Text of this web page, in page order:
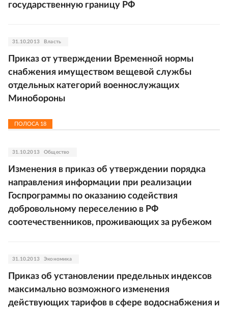
государственную границу РФ
31.10.2013 Власть
Приказ от утверждении Временной нормы
снабжения имуществом вещевой службы
отдельных категорий военнослужащих
Минобороны
ПОЛОСА 18
31.10.2013 Общество
Изменения в приказ об утверждении порядка
направления информации при реализации
Госпрограммы по оказанию содействия
добровольному переселению в РФ
соотечественников, проживающих за рубежом
31.10.2013 Экономика
Приказ об установлении предельных индексов
максимально возможного изменения
действующих тарифов в сфере водоснабжения и